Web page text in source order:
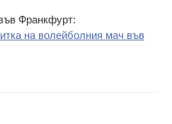
Франкфурт:
на волейболния мач във